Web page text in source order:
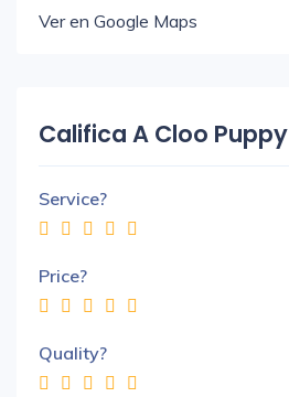
Ver en Google Maps
Califica A Cloo Puppy
Service?
Price?
Quality?